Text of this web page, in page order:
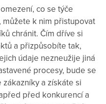
co se týče
k nim přistupovat
chránit. Čím dříve si
a přizpůsobíte tak,
údaje nezneužije jiná
procesy, bude se
a získáte si
před konkurencí a